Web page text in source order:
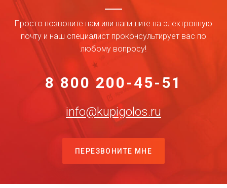
Просто позвоните нам или напишите на электронную
почту и наш специалист проконсультирует вас по
любому вопросу!
8 800 200-45-51
info@kupigolos.ru
ПЕРЕЗВОНИТЕ МНЕ